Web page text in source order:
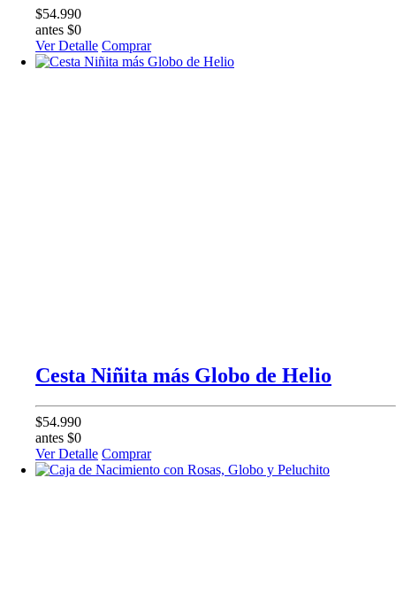
$54.990
antes $0
Ver Detalle Comprar
Cesta Niñita más Globo de Helio
$54.990
antes $0
Ver Detalle Comprar